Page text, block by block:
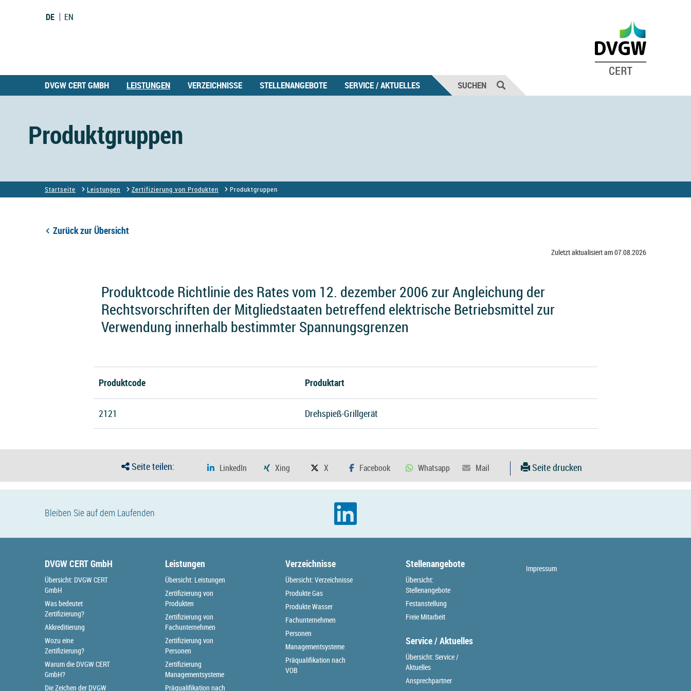
DE EN
DVGW CERT GMBH LEISTUNGEN VERZEICHNISSE STELLENANGEBOTE SERVICE / AKTUELLES SUCHEN
Produktgruppen
Startseite Leistungen Zertifizierung von Produkten Produktgruppen
Zurück zur Übersicht
Zuletzt aktualisiert am 07.08.2026
Produktcode Richtlinie des Rates vom 12. dezember 2006 zur Angleichung der
Rechtsvorschriften der Mitgliedstaaten betreffend elektrische Betriebsmittel zur
Verwendung innerhalb bestimmter Spannungsgrenzen
Produktcode Produktart
2121 Drehspieß-Grillgerät
Seite teilen: Seite drucken
Bleiben Sie auf dem Laufenden
DVGW CERT GmbH
Übersicht: DVGW CERT
GmbH
Was bedeutet
Zertifizierung?
Akkreditierung
Wozu eine
Zertifizierung?
Warum die DVGW CERT
GmbH?
Die Zeichen der DVGW
Leistungen
Übersicht: Leistungen
Zertifizierung von
Produkten
Zertifizierung von
Fachunternehmen
Zertifizierung von
Personen
Zertifizierung
Managementsysteme
Präqualifikation nach
Verzeichnisse
Übersicht: Verzeichnisse
Produkte Gas
Produkte Wasser
Fachunternehmen
Personen
Managementsysteme
Präqualifikation nach
VOB
Stellenangebote
Übersicht:
Stellenangebote
Festanstellung
Freie Mitarbeit
Service / Aktuelles
Übersicht: Service /
Aktuelles
Ansprechpartner
Impressum